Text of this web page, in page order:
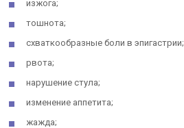
изжога;
тошнота;
схваткообразные боли в эпигастрии;
рвота;
нарушение стула;
изменение аппетита;
жажда;